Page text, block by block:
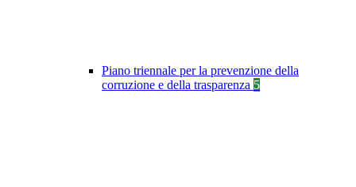
Piano triennale per la prevenzione della
corruzione e della trasparenza 5